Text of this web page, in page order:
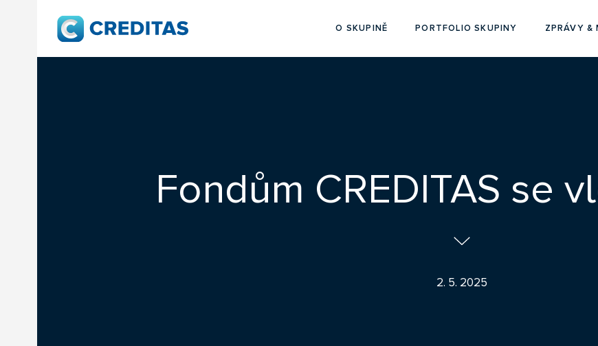
O SKUPINĚ PORTFOLIO SKUPINY ZPRÁVY &
Fondům CREDITAS se
2. 5. 2025